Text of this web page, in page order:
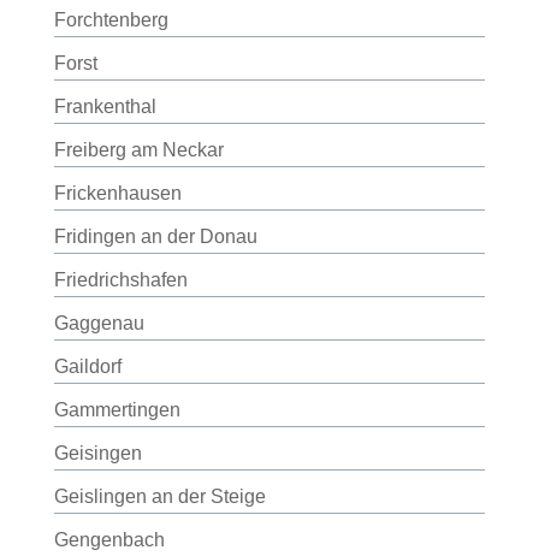
Forchtenberg
Forst
Frankenthal
Freiberg am Neckar
Frickenhausen
Fridingen an der Donau
Friedrichshafen
Gaggenau
Gaildorf
Gammertingen
Geisingen
Geislingen an der Steige
Gengenbach